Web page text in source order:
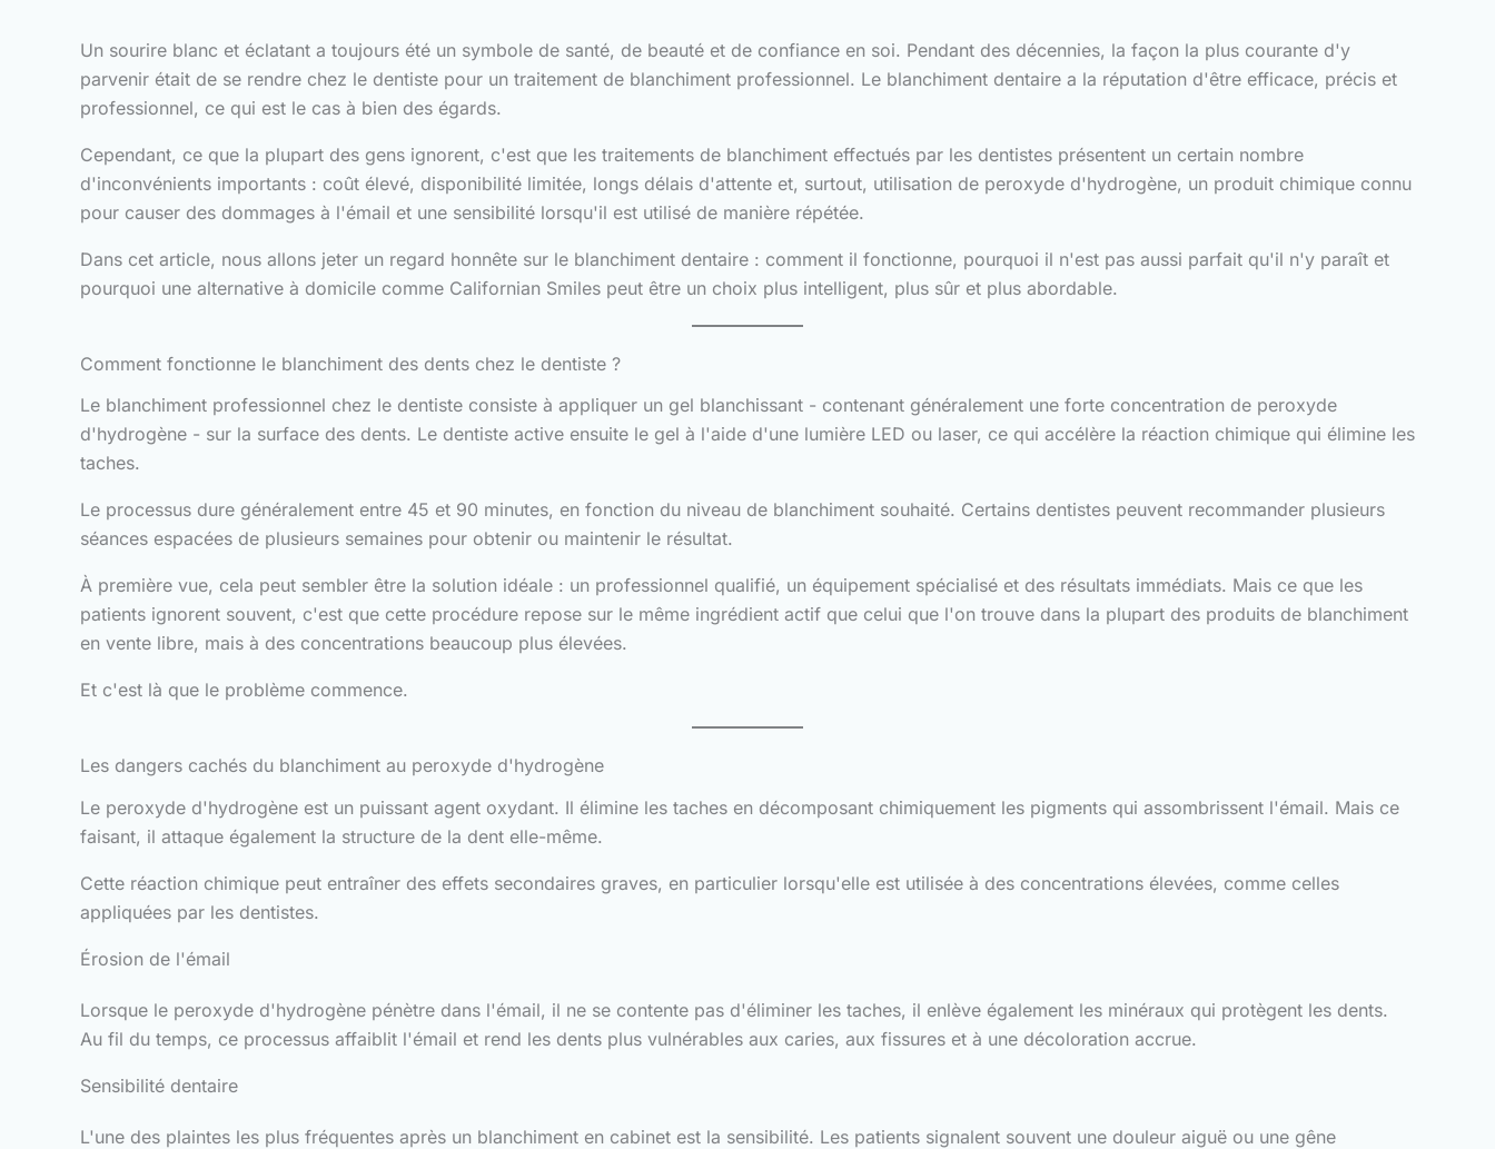
Un sourire blanc et éclatant a toujours été un symbole de santé, de beauté et de confiance en soi. Pendant des décennies, la façon la plus courante d'y
parvenir était de se rendre chez le dentiste pour un traitement de blanchiment professionnel. Le blanchiment dentaire a la réputation d'être efficace, précis et
professionnel, ce qui est le cas à bien des égards.
Cependant, ce que la plupart des gens ignorent, c'est que les traitements de blanchiment effectués par les dentistes présentent un certain nombre
d'inconvénients importants : coût élevé, disponibilité limitée, longs délais d'attente et, surtout, utilisation de peroxyde d'hydrogène, un produit chimique connu
pour causer des dommages à l'émail et une sensibilité lorsqu'il est utilisé de manière répétée.
Dans cet article, nous allons jeter un regard honnête sur le blanchiment dentaire : comment il fonctionne, pourquoi il n'est pas aussi parfait qu'il n'y paraît et
pourquoi une alternative à domicile comme Californian Smiles peut être un choix plus intelligent, plus sûr et plus abordable.
Comment fonctionne le blanchiment des dents chez le dentiste ?
Le blanchiment professionnel chez le dentiste consiste à appliquer un gel blanchissant - contenant généralement une forte concentration de peroxyde
d'hydrogène - sur la surface des dents. Le dentiste active ensuite le gel à l'aide d'une lumière LED ou laser, ce qui accélère la réaction chimique qui élimine les
taches.
Le processus dure généralement entre 45 et 90 minutes, en fonction du niveau de blanchiment souhaité. Certains dentistes peuvent recommander plusieurs
séances espacées de plusieurs semaines pour obtenir ou maintenir le résultat.
À première vue, cela peut sembler être la solution idéale : un professionnel qualifié, un équipement spécialisé et des résultats immédiats. Mais ce que les
patients ignorent souvent, c'est que cette procédure repose sur le même ingrédient actif que celui que l'on trouve dans la plupart des produits de blanchiment
en vente libre, mais à des concentrations beaucoup plus élevées.
Et c'est là que le problème commence.
Les dangers cachés du blanchiment au peroxyde d'hydrogène
Le peroxyde d'hydrogène est un puissant agent oxydant. Il élimine les taches en décomposant chimiquement les pigments qui assombrissent l'émail. Mais ce
faisant, il attaque également la structure de la dent elle-même.
Cette réaction chimique peut entraîner des effets secondaires graves, en particulier lorsqu'elle est utilisée à des concentrations élevées, comme celles
appliquées par les dentistes.
Érosion de l'émail
Lorsque le peroxyde d'hydrogène pénètre dans l'émail, il ne se contente pas d'éliminer les taches, il enlève également les minéraux qui protègent les dents.
Au fil du temps, ce processus affaiblit l'émail et rend les dents plus vulnérables aux caries, aux fissures et à une décoloration accrue.
Sensibilité dentaire
L'une des plaintes les plus fréquentes après un blanchiment en cabinet est la sensibilité. Les patients signalent souvent une douleur aiguë ou une gêne